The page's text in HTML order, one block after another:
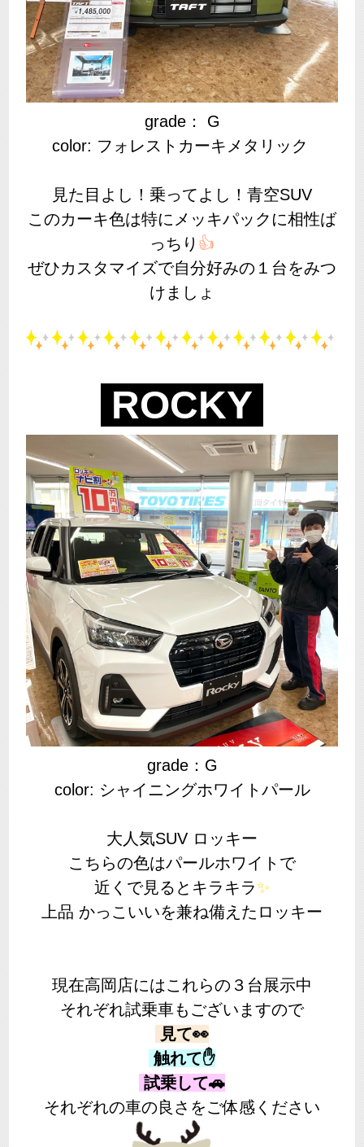
grade： G
color: フォレストカーキメタリック
見た目よし！乗ってよし！青空SUV
このカーキ色は特にメッキパックに相性ば
っちり 👍
ぜひカスタマイズで自分好みの１台をみつ
けましょ
ROCKY
grade：G
color: シャイニングホワイトパール
大人気SUV ロッキー
こちらの色はパールホワイトで
近くで見るとキラキラ✨
上品 かっこいいを兼ね備えたロッキー
現在高岡店にはこれらの３台展示中
それぞれ試乗車もございますので
見て👀
触れて✋
試乗して🚗
それぞれの車の良さをご体感ください